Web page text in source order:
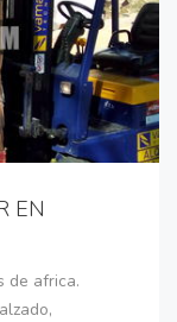
EN
de africa.